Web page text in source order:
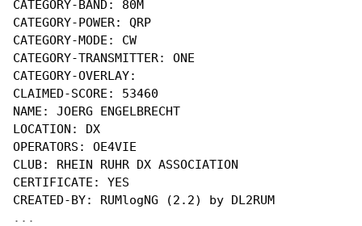
CATEGORY-BAND: 80M
CATEGORY-POWER: QRP
CATEGORY-MODE: CW
CATEGORY-TRANSMITTER: ONE
CATEGORY-OVERLAY:
CLAIMED-SCORE: 53460
NAME: JOERG ENGELBRECHT
LOCATION: DX
OPERATORS: OE4VIE
CLUB: RHEIN RUHR DX ASSOCIATION
CERTIFICATE: YES
...